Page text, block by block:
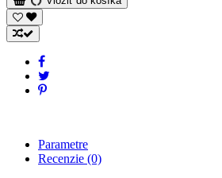
Parametre
Recenzie (0)